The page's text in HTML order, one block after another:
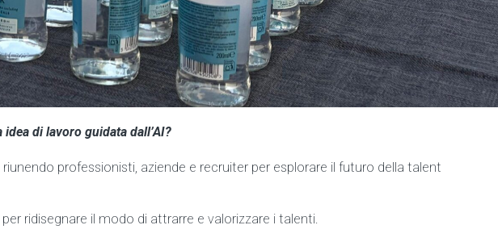
di lavoro guidata dall’AI?
riunendo professionisti, aziende e recruiter per esplorare il futuro della talent
ridisegnare il modo di attrarre e valorizzare i talenti.